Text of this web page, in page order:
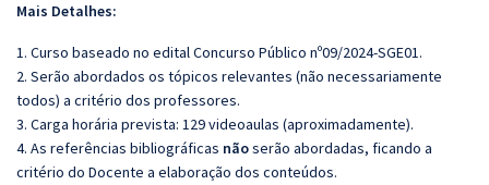
Mais Detalhes:
1. Curso baseado no edital Concurso Público nº09/2024-SGE01.
2. Serão abordados os tópicos relevantes (não necessariamente
todos) a critério dos professores.
3. Carga horária prevista: 129 videoaulas (aproximadamente).
4. As referências bibliográficas nãoserão abordadas, ficando a
critério do Docente a elaboração dos conteúdos.